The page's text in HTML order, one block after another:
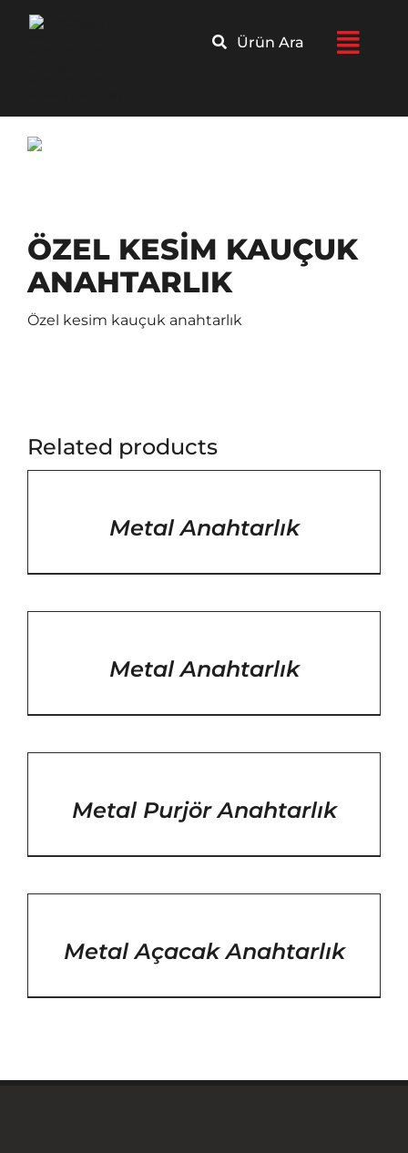
Skip
Ürün Ara
ÖZEL KESİM KAUÇUK
ANAHTARLIK
Özel kesim kauçuk anahtarlık
Related products
Metal Anahtarlık
Metal Anahtarlık
Metal Purjör Anahtarlık
Metal Açacak Anahtarlık